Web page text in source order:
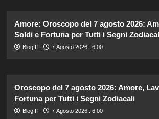
Amore: Oroscopo del 7 agosto 2026:
Soldi e Fortuna per Tutti i Segni
Blog.IT 7 Agosto 2026 : 6:00
Oroscopo del 7 agosto 2026: Amore,
Fortuna per Tutti i Segni Zodiacali
Blog.IT 7 Agosto 2026 : 6:00